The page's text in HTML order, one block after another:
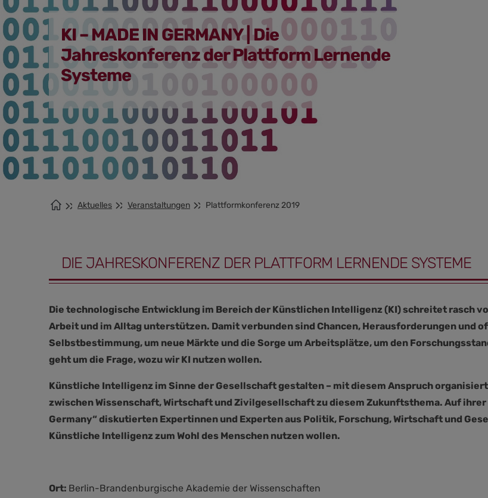
KI – MADE IN GERMANY | Die
Jahreskonferenz der Plattform Lernende
Systeme
Aktuelles Veranstaltungen Plattformkonferenz 2019
DIE JAHRESKONFERENZ DER PLATTFORM LERNENDE SYSTEME
Die technologische Entwicklung im Bereich der Künstlichen Intelligenz (KI) schreitet rasch
Arbeit und im Alltag unterstützen. Damit verbunden sind Chancen, Herausforderungen und
Selbstbestimmung, um neue Märkte und die Sorge um Arbeitsplätze, um den
geht um die Frage, wozu wir KI nutzen wollen.
Künstliche Intelligenz im Sinne der Gesellschaft gestalten – mit diesem Anspruch
zwischen Wissenschaft, Wirtschaft und Zivilgesellschaft zu diesem Zukunftsthema. Auf
Germany“ diskutierten Expertinnen und Experten aus Politik, Forschung, Wirtschaft und
Künstliche Intelligenz zum Wohl des Menschen nutzen wollen.
Ort: Berlin-Brandenburgische Akademie der Wissenschaften